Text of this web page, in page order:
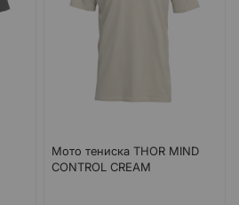
Мото тениска THOR MIND
CONTROL CREAM